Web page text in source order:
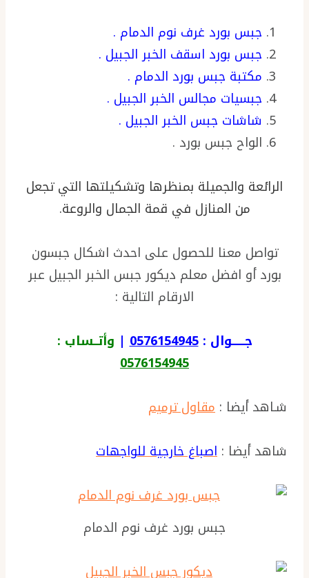
جبس بورد غرف نوم الدمام .
جبس بورد اسقف الخبر الجبيل .
مكتبة جبس بورد الدمام .
جبسيات مجالس الخبر الجبيل .
شاشات جبس الخبر الجبيل .
الواح جبس بورد .
الرائعة والجميلة بمنظرها وتشكيلتها التي تجعل
من المنازل في قمة الجمال والروعة.
تواصل معنا للحصول على احدث اشكال جبسون
بورد أو افضل معلم ديكور جبس الخبر الجبيل عبر
الارقام التالية :
جــــــوال :0576154945
| وأتــساب :
0576154945
شـاهد أيضا : مقاول ترميم
شاهد أيضا : اصباغ خارجية للواجهات
جبس بورد غرف نوم الدمام